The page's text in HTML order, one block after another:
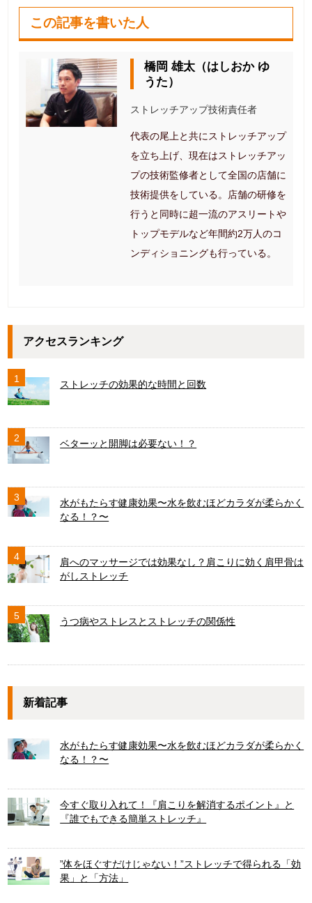
この記事を書いた人
橋岡 雄太（はしおか ゆ
うた）
ストレッチアップ技術責任者
代表の尾上と共にストレッチアップ
を立ち上げ、現在はストレッチアッ
プの技術監修者として全国の店舗に
技術提供をしている。店舗の研修を
行うと同時に超一流のアスリートや
トップモデルなど年間約2万人のコ
ンディショニングも行っている。
アクセスランキング
1 ストレッチの効果的な時間と回数
2 ベターッと開脚は必要ない！？
3
水がもたらす健康効果〜水を飲むほどカラダが柔らかく
なる！？〜
4
肩へのマッサージでは効果なし？肩こりに効く肩甲骨は
がしストレッチ
5 うつ病やストレスとストレッチの関係性
新着記事
水がもたらす健康効果〜水を飲むほどカラダが柔らかく
なる！？〜
今すぐ取り入れて！『肩こりを解消するポイント』と
『誰でもできる簡単ストレッチ』
”体をほぐすだけじゃない！”ストレッチで得られる「効
果」と「方法」